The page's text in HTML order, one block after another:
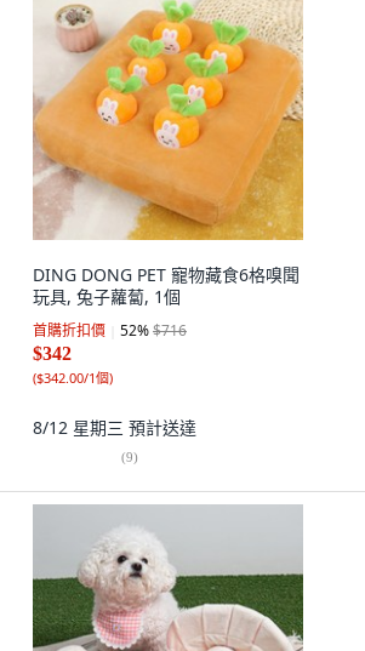
DING DONG PET 寵物藏食6格嗅聞
玩具, 兔子蘿蔔, 1個
首購折扣價 52%$716
$342
($342.00/1個)
8/12 星期三 預計送達
(9)